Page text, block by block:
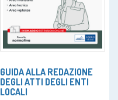
GUIDA ALLA REDAZIONE
DEGLI ATTI DEGLI ENTI
LOCALI